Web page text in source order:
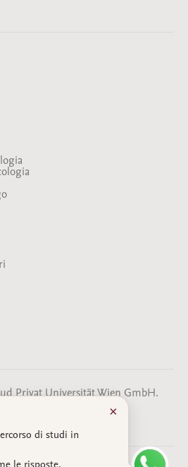
Privat Universität Wien GmbH.
×
di studi in